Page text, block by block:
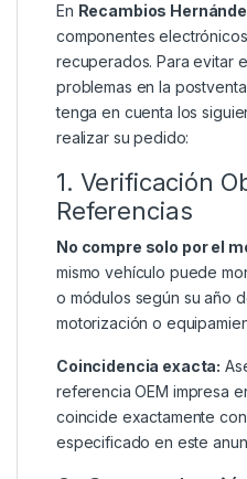
En Recambios
componentes
recuperados. Para evitar
problemas en la
tenga en cuenta los
realizar su pedido:
1. Verificación
Referencias
No compre solo por el
mismo vehículo puede
o módulos según su año
motorización o
Coincidencia exacta:
referencia OEM impresa
coincide exactamente
especificado en este